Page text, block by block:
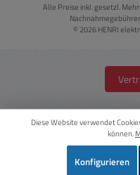
Alle Preise inkl. gesetzl.
© 2026 HENRI
Diese Website verwendet
können.
Konfigurieren